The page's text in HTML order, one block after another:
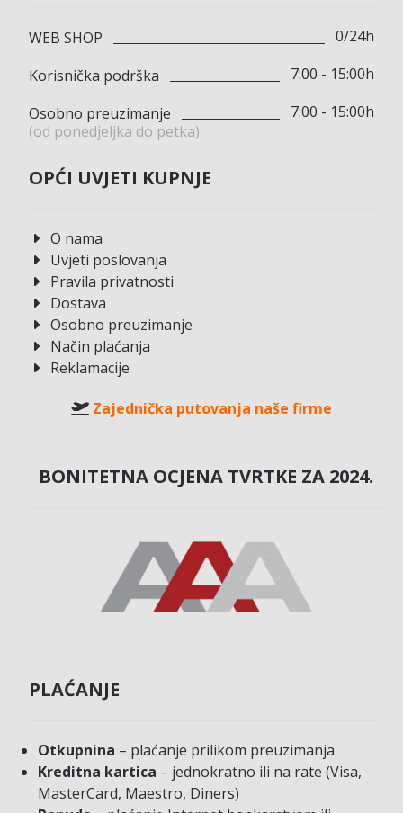
WEB SHOP
0/24h
Korisnička podrška
7:00 - 15:00h
Osobno preuzimanje
(od ponedjeljka do petka)
7:00 - 15:00h
OPĆI UVJETI KUPNJE
O nama
Uvjeti poslovanja
Pravila privatnosti
Dostava
Osobno preuzimanje
Način plaćanja
Reklamacije
Zajednička putovanja naše firme
BONITETNA OCJENA TVRTKE ZA 2024.
PLAĆANJE
Otkupnina – plaćanje prilikom preuzimanja
Kreditna kartica – jednokratno ili na rate (Visa,
MasterCard, Maestro, Diners)